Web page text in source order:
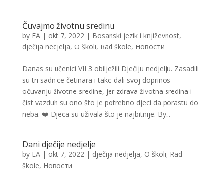
Čuvajmo životnu sredinu
by EA| okt 7, 2022| Bosanski jezik i književnost,
dječija nedjelja, O školi, Rad škole, Новости
Danas su učenici VII 3 obilježili Dječiju nedjelju. Zasadili
su tri sadnice četinara i tako dali svoj doprinos
očuvanju životne sredine, jer zdrava životna sredina i
čist vazduh su ono što je potrebno djeci da porastu do
neba. ❤️ Djeca su uživala što je najbitnije. By...
Dani dječije nedjelje
by EA| okt 7, 2022| dječija nedjelja, O školi, Rad
škole, Новости